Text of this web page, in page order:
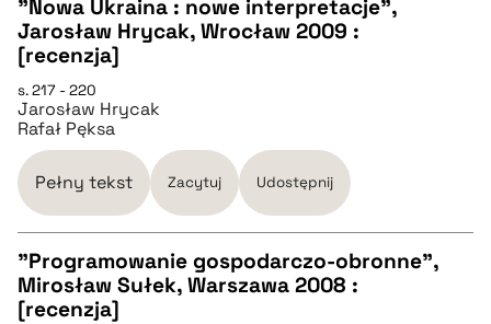
CZYSTY TEKST
pobierz cytat
BIBTEX
"Nowa Ukraina : nowe interpretacje",
Jarosław Hrycak, Wrocław 2009 :
[recenzja]
s. 217 - 220
Jarosław Hrycak
Rafał Pęksa
Pełny tekst Zacytuj Udostępnij
CZYSTY TEKST
"Programowanie gospodarczo-obronne",
Mirosław Sułek, Warszawa 2008 :
[recenzja]